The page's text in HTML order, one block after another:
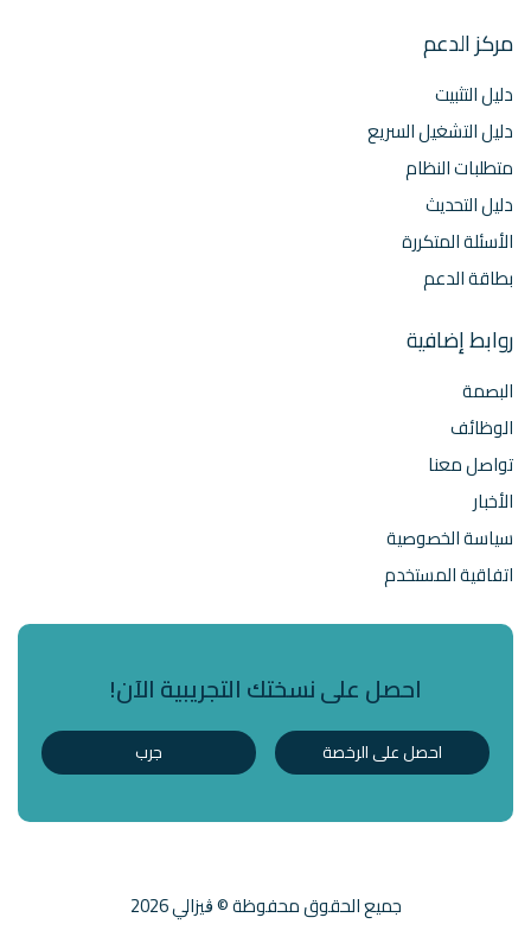
مركز الدعم
دليل التثبيت
دليل التشغيل السريع
متطلبات النظام
دليل التحديث
الأسئلة المتكررة
بطاقة الدعم
روابط إضافية
البصمة
الوظائف
تواصل معنا
الأخبار
سياسة الخصوصية
اتفاقية المستخدم
احصل على نسختك التجريبية الآن!
احصل على الرخصة جرب
جميع الحقوق محفوظة © ڨيزالي 2026